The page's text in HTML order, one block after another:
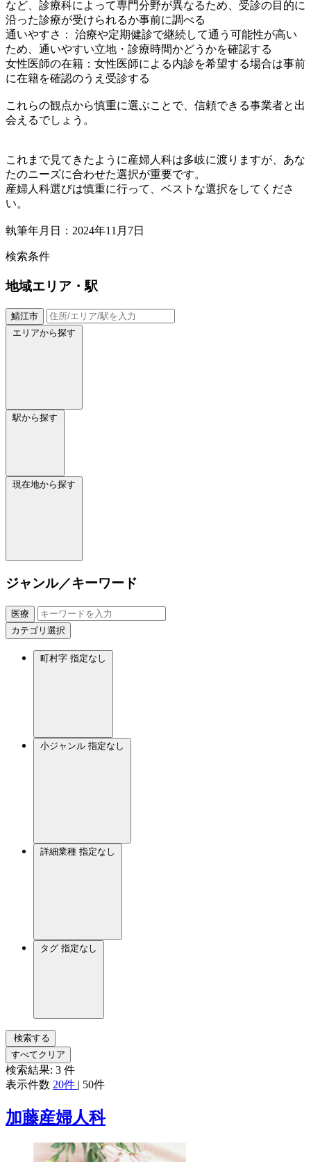
など、診療科によって専門分野が異なるため、受診の目的に
沿った診療が受けられるか事前に調べる
通いやすさ： 治療や定期健診で継続して通う可能性が高い
ため、通いやすい立地・診療時間かどうかを確認する
女性医師の在籍：女性医師による内診を希望する場合は事前
に在籍を確認のうえ受診する
これらの観点から慎重に選ぶことで、信頼できる事業者と出
会えるでしょう。
これまで見てきたように産婦人科は多岐に渡りますが、あな
たのニーズに合わせた選択が重要です。
産婦人科選びは慎重に行って、ベストな選択をしてくださ
い。
執筆年月日：2024年11月7日
検索条件
地域エリア・駅
鯖江市
エリアから探す
駅から探す
現在地から探す
ジャンル／キーワード
医療
カテゴリ選択
町村字 指定なし
小ジャンル 指定なし
詳細業種 指定なし
タグ 指定なし
検索する
すべてクリア
検索結果: 3 件
表示件数 20件 | 50件
加藤産婦人科